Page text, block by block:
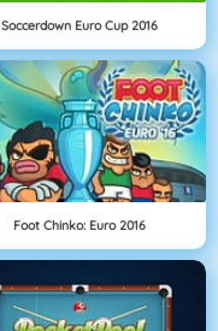
Soccerdown Euro Cup 2016
Foot Chinko: Euro 2016